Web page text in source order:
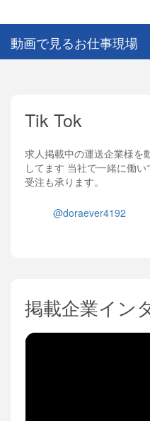
動画で見るお仕事現場
Tik Tok
求人掲載中の運送企業様を
してます 当社で一緒に働
受注も承ります。
@doraever4192
掲載企業イン